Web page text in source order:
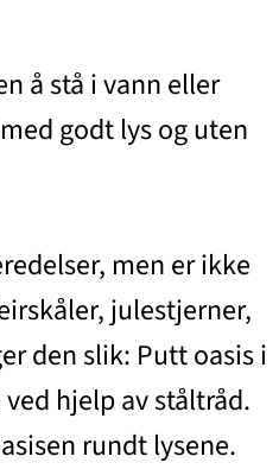
å stå i vann eller
godt lys og uten
men er ikke
julestjerner,
den slik: Putt oasis i
hjelp av ståltråd.
rundt lysene.